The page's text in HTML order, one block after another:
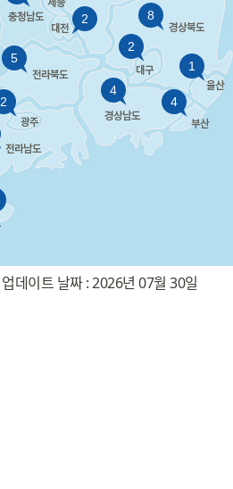
8
1
2
4
4
5
2
2
업데이트 날짜 : 2026년 07월 30일